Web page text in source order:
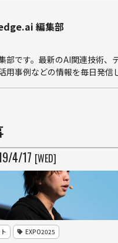
編集部
部です。最新のAI関連技術、
用事例などの情報を毎日発信
/4/17 [WED]
EXPO2025